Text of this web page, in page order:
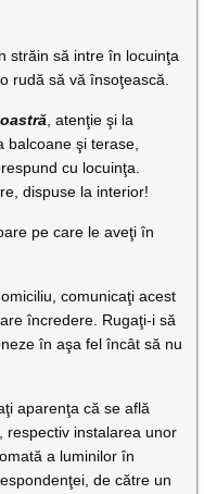
străin să intre în locuinţa
rudă să vă însoţească.
, atenţie şi la
balcoane şi terase,
cu locuinţa.
dispuse la interior!
pe care le aveţi în
comunicaţi acest
încredere. Rugaţi-i să
în aşa fel încât să nu
aparenţa că se află
respectiv instalarea unor
a luminilor în
de către un